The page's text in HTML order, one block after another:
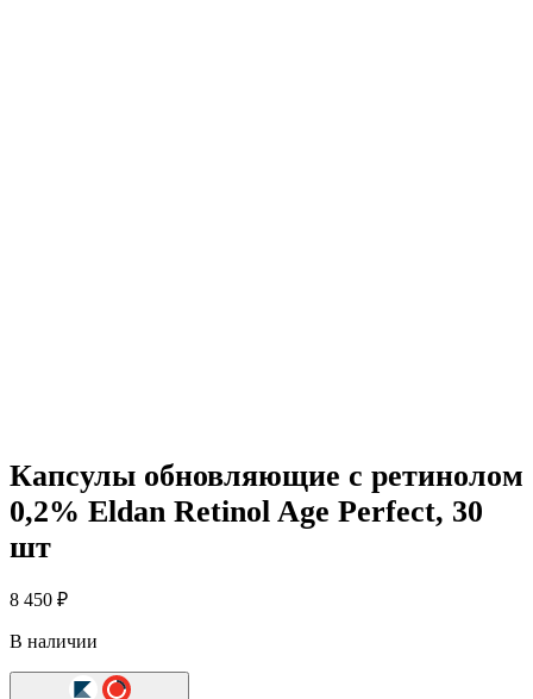
Капсулы обновляющие с ретинолом
0,2% Eldan Retinol Age Perfect, 30
шт
8 450 ₽
В наличии